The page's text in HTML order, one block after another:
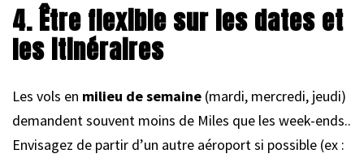
4. Être flexible sur les dates et
les itinéraires
Les vols en milieu de semaine (mardi, mercredi, jeudi)
demandent souvent moins de Miles que les week-ends..
Envisagez de partir d’un autre aéroport si possible (ex :